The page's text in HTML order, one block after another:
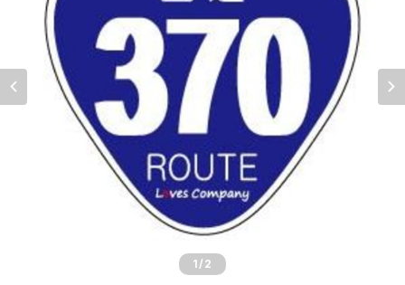
1 /2